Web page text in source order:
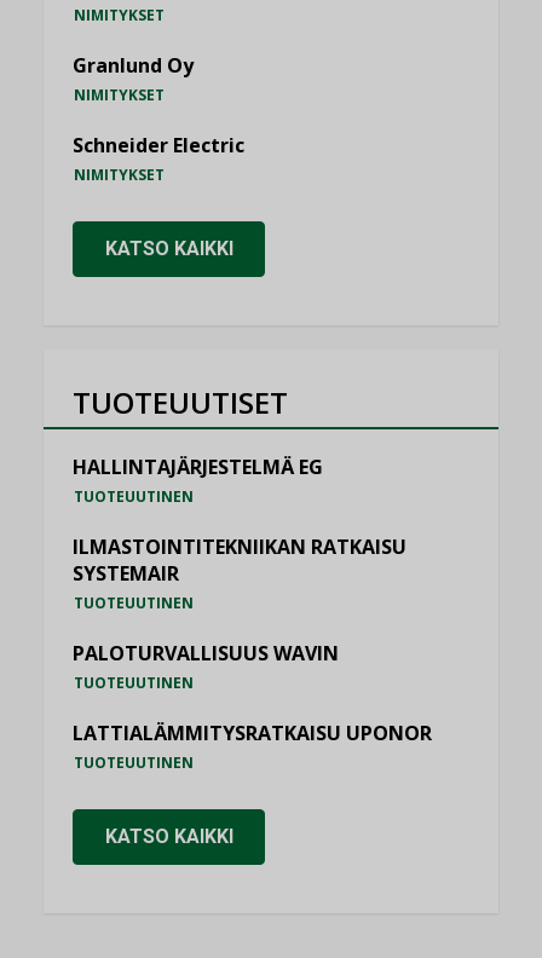
NIMITYKSET
Granlund Oy
NIMITYKSET
Schneider Electric
NIMITYKSET
KATSO KAIKKI
TUOTEUUTISET
HALLINTAJÄRJESTELMÄ EG
TUOTEUUTINEN
ILMASTOINTITEKNIIKAN RATKAISU
SYSTEMAIR
TUOTEUUTINEN
PALOTURVALLISUUS WAVIN
TUOTEUUTINEN
LATTIALÄMMITYSRATKAISU UPONOR
TUOTEUUTINEN
KATSO KAIKKI